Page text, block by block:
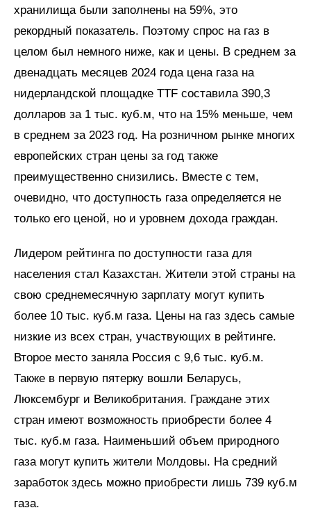
хранилища были заполнены на 59%, это
рекордный показатель. Поэтому спрос на газ в
целом был немного ниже, как и цены. В среднем за
двенадцать месяцев 2024 года цена газа на
нидерландской площадке TTF составила 390,3
долларов за 1 тыс. куб.м, что на 15% меньше, чем
в среднем за 2023 год. На розничном рынке многих
европейских стран цены за год также
преимущественно снизились. Вместе с тем,
очевидно, что доступность газа определяется не
только его ценой, но и уровнем дохода граждан.
Лидером рейтинга по доступности газа для
населения стал Казахстан. Жители этой страны на
свою среднемесячную зарплату могут купить
более 10 тыс. куб.м газа. Цены на газ здесь самые
низкие из всех стран, участвующих в рейтинге.
Второе место заняла Россия с 9,6 тыс. куб.м.
Также в первую пятерку вошли Беларусь,
Люксембург и Великобритания. Граждане этих
стран имеют возможность приобрести более 4
тыс. куб.м газа. Наименьший объем природного
газа могут купить жители Молдовы. На средний
заработок здесь можно приобрести лишь 739 куб.м
газа.